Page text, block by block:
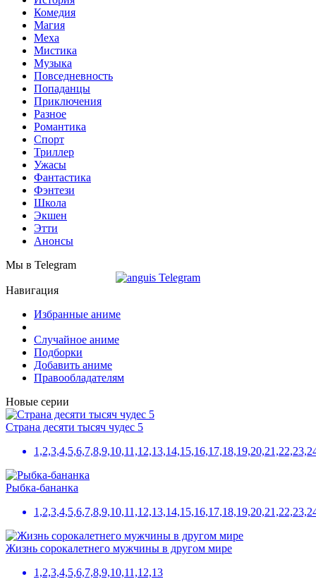
Комедия
Магия
Меха
Мистика
Музыка
Повседневность
Попаданцы
Приключения
Разное
Романтика
Спорт
Триллер
Ужасы
Фантастика
Фэнтези
Школа
Экшен
Этти
Анонсы
Мы в Telegram
Навигация
Избранные аниме
Случайное аниме
Подборки
Добавить аниме
Правообладателям
Новые серии
Страна десяти тысяч чудес 5
Рыбка-бананка
Жизнь сорокалетнего мужчины в другом мире
1,2,3,4,5,6,7,8,9,10,11,12,13